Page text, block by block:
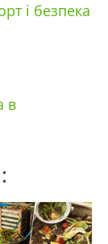
і безпека
в